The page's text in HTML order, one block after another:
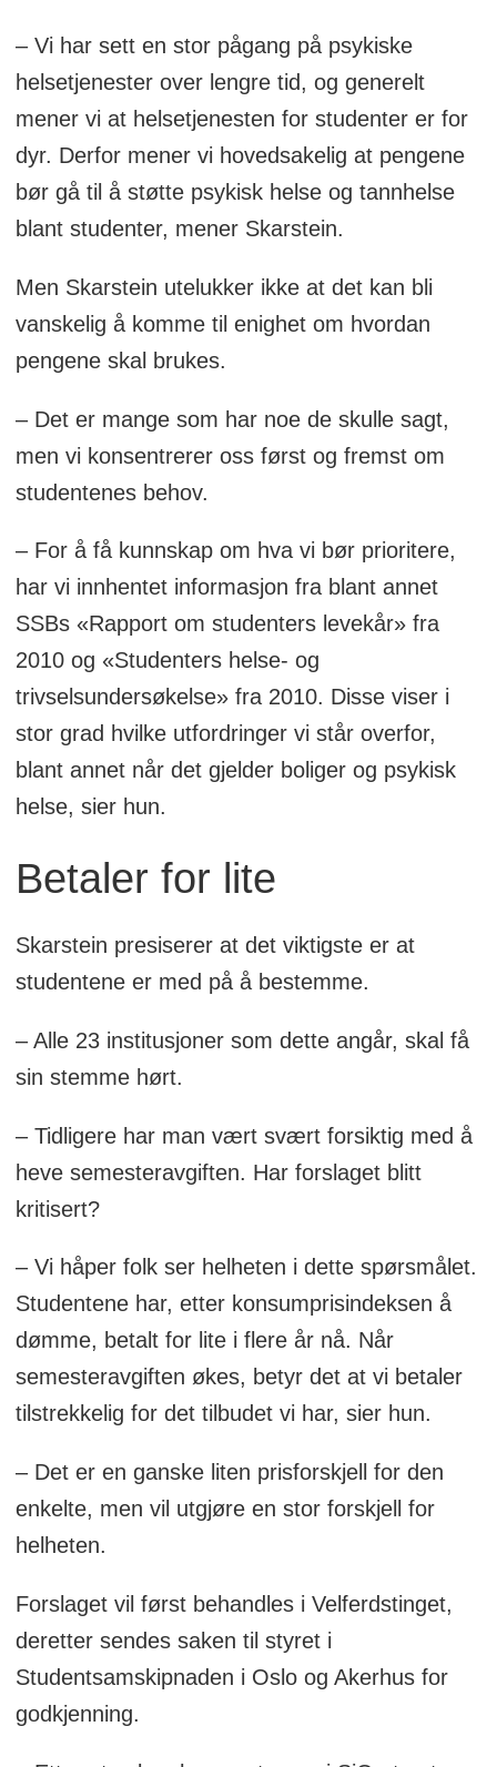
– Vi har sett en stor pågang på psykiske
helsetjenester over lengre tid, og generelt
mener vi at helsetjenesten for studenter er for
dyr. Derfor mener vi hovedsakelig at pengene
bør gå til å støtte psykisk helse og tannhelse
blant studenter, mener Skarstein.
Men Skarstein utelukker ikke at det kan bli
vanskelig å komme til enighet om hvordan
pengene skal brukes.
– Det er mange som har noe de skulle sagt,
men vi konsentrerer oss først og fremst om
studentenes behov.
– For å få kunnskap om hva vi bør prioritere,
har vi innhentet informasjon fra blant annet
SSBs «Rapport om studenters levekår» fra
2010 og «Studenters helse- og
trivselsundersøkelse» fra 2010. Disse viser i
stor grad hvilke utfordringer vi står overfor,
blant annet når det gjelder boliger og psykisk
helse, sier hun.
Betaler for lite
Skarstein presiserer at det viktigste er at
studentene er med på å bestemme.
– Alle 23 institusjoner som dette angår, skal få
sin stemme hørt.
– Tidligere har man vært svært forsiktig med å
heve semesteravgiften. Har forslaget blitt
kritisert?
– Vi håper folk ser helheten i dette spørsmålet.
Studentene har, etter konsumprisindeksen å
dømme, betalt for lite i flere år nå. Når
semesteravgiften økes, betyr det at vi betaler
tilstrekkelig for det tilbudet vi har, sier hun.
– Det er en ganske liten prisforskjell for den
enkelte, men vil utgjøre en stor forskjell for
helheten.
Forslaget vil først behandles i Velferdstinget,
deretter sendes saken til styret i
Studentsamskipnaden i Oslo og Akerhus for
godkjenning.